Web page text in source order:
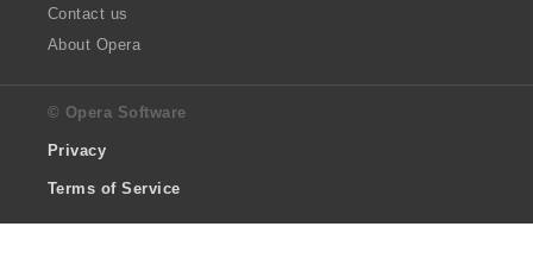
Contact us
About Opera
© Opera Software
Privacy
Terms of Service